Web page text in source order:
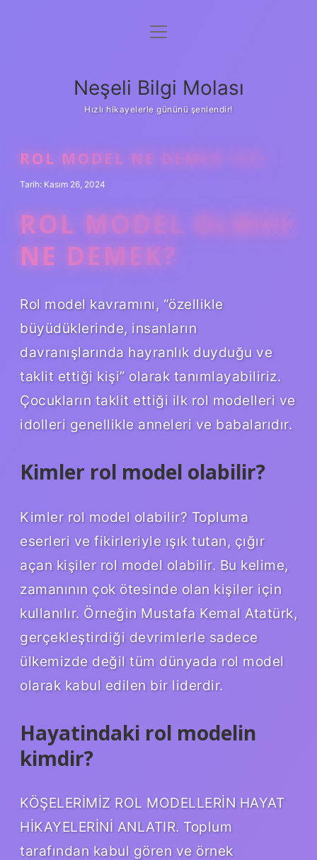
Anasayfa
Yasal Uyarı
menüyü
Neşeli Bilgi Molası
Hızlı hikayelerle gününü şenlendir!
ROL MODEL NE DEMEK TDK
Tarih: Kasım 26, 2024
ROL MODEL OLMAK
NE DEMEK?
Rol model kavramını, “özellikle
büyüdüklerinde, insanların
davranışlarında hayranlık duyduğu ve
taklit ettiği kişi” olarak tanımlayabiliriz.
Çocukların taklit ettiği ilk rol modelleri ve
idolleri genellikle anneleri ve babalarıdır.
Kimler rol model olabilir?
Kimler rol model olabilir? Topluma
eserleri ve fikirleriyle ışık tutan, çığır
açan kişiler rol model olabilir. Bu kelime,
zamanının çok ötesinde olan kişiler için
kullanılır. Örneğin Mustafa Kemal Atatürk,
gerçekleştirdiği devrimlerle sadece
ülkemizde değil tüm dünyada rol model
olarak kabul edilen bir liderdir.
Hayatindaki rol modelin
kimdir?
KÖŞELERİMİZ ROL MODELLERİN HAYAT
HİKAYELERİNİ ANLATIR. Toplum
tarafından kabul gören ve örnek